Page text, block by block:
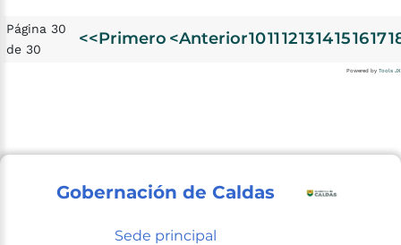
Página 30
de 30
<<Primero <Anterior1011121314151617
Powered by Tools JX
Gobernación de Caldas
Sede principal